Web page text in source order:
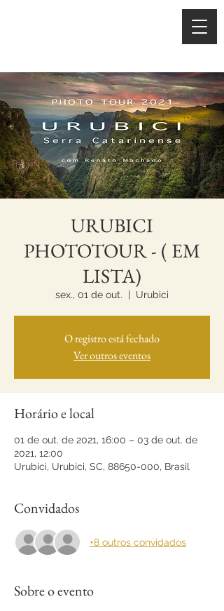
URUBICI
PHOTOTOUR - ( EM
LISTA)
sex., 01 de out.
  |
Urubici
O registro está fechado
Ver outros eventos
Horário e local
01 de out. de 2021, 16:00 – 03 de out. de
2021, 12:00
Urubici, Urubici, SC, 88650-000, Brasil
Convidados
+8 outros convidados
Sobre o evento